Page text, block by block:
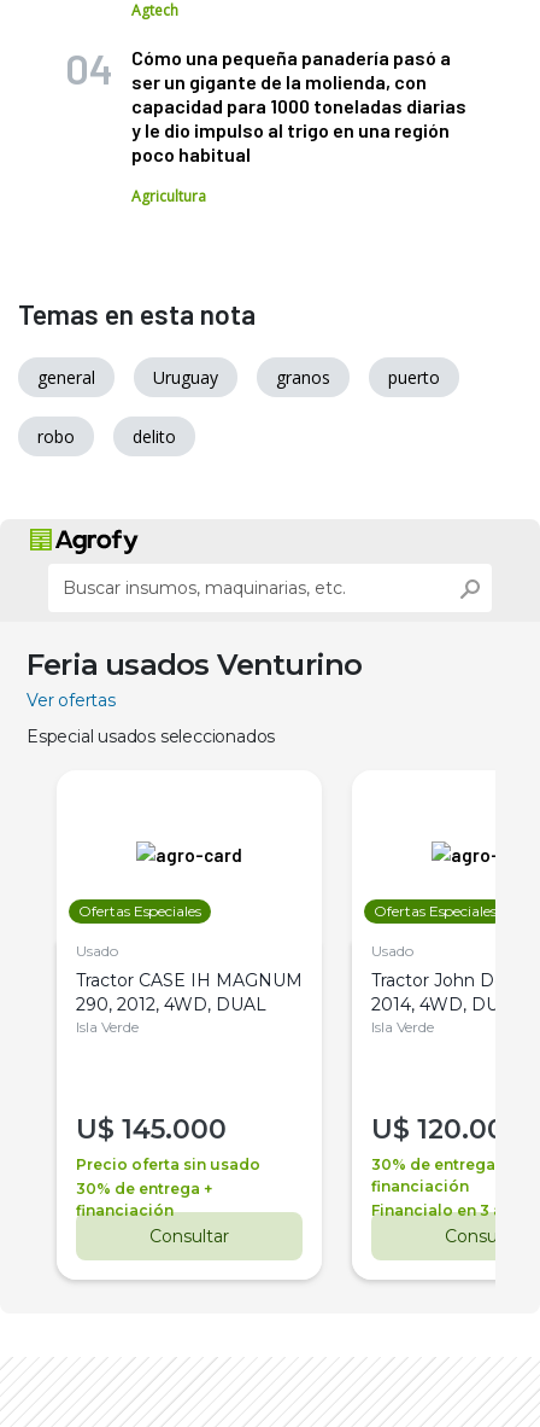
Agtech
Cómo una pequeña panadería pasó a
ser un gigante de la molienda, con
capacidad para 1000 toneladas diarias
y le dio impulso al trigo en una región
poco habitual
Agricultura
Temas en esta nota
general Uruguay granos puerto
robo delito
Feria usados Venturino
Ver ofertas
Especial usados seleccionados
Ofertas Especiales
Usado
Tractor CASE IH MAGNUM
290, 2012, 4WD, DUAL
Isla Verde
U$ 145.000
Precio oferta sin usado
30% de entrega +
financiación
Consultar
Ofertas Especiales
Usado
Tractor John Deere
2014, 4WD, DUAL
Isla Verde
U$ 120.000
30% de entrega +
financiación
Financialo en 3 años
Consultar